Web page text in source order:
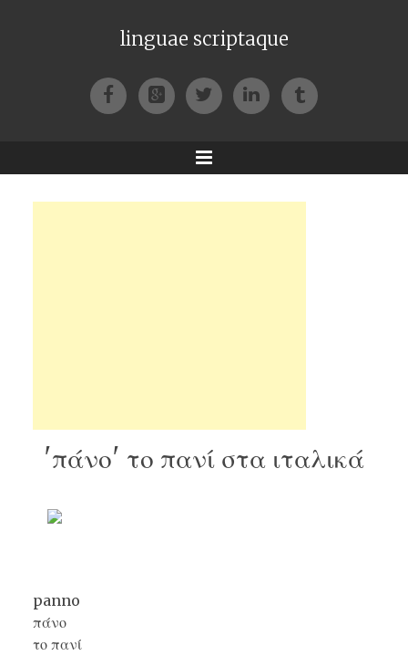
linguae scriptaque
FacebookGoogle+TwitterLinkedIn
Tumblr
Menu
'πάνο' το πανί στα ιταλικά
panno
πάνο
το πανί